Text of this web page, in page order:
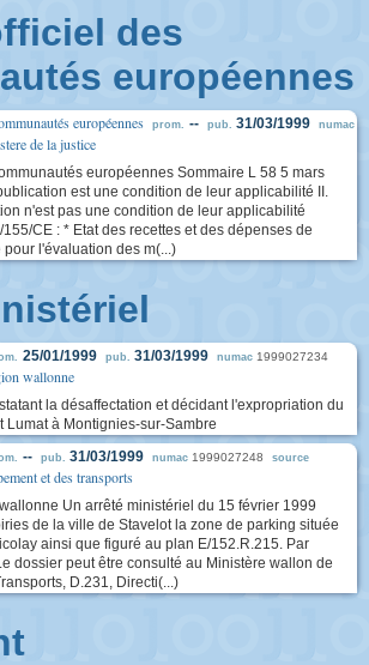
des
européennes
européennes prom. -- pub. 31/03/1999 numac
de la justice
européennes Sommaire L 58 5 mars
est une condition de leur applicabilité II.
n'est pas une condition de leur applicabilité
CE : * Etat des recettes et des dépenses de
l'évaluation des m(...)
25/01/1999 pub. 31/03/1999 numac 1999027234
wallonne
la désaffectation et décidant l'expropriation du
Lumat à Montignies-sur-Sambre
-- pub. 31/03/1999 numac 1999027248 source
et des transports
Un arrêté ministériel du 15 février 1999
de la ville de Stavelot la zone de parking située
ainsi que figuré au plan E/152.R.215. Par
dossier peut être consulté au Ministère wallon de
D.231, Directi(...)